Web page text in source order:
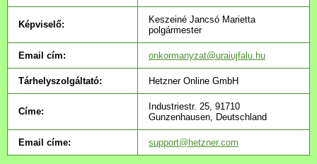
Versenyképes Járások
Program
Települési Arculati
Kézikönyv
Hírek
Képviselő:
Keszeiné Jancsó Marietta
polgármester
Email cím: onkormanyzat@uraiujfalu.hu
Tárhelyszolgáltató: Hetzner Online GmbH
Címe:
Industriestr. 25, 91710
Gunzenhausen, Deutschland
Email címe: support@hetzner.com